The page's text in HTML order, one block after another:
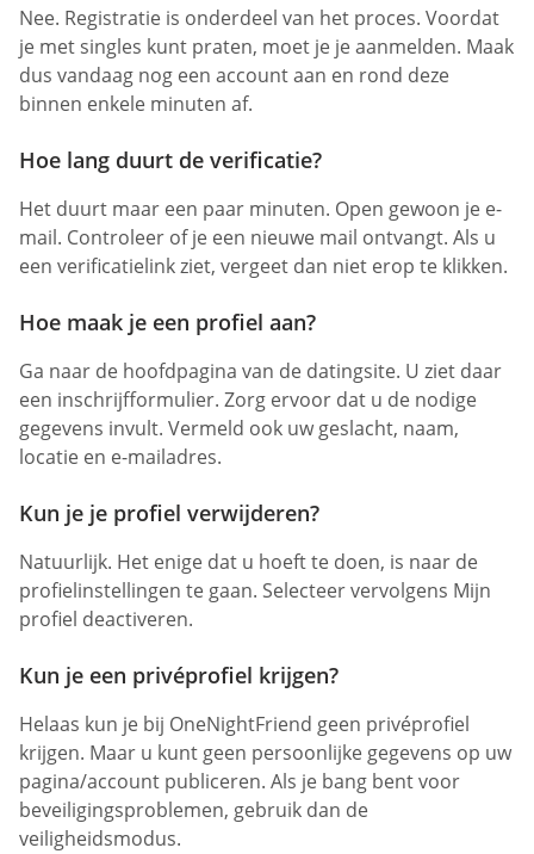
Nee. Registratie is onderdeel van het proces. Voordat
je met singles kunt praten, moet je je aanmelden. Maak
dus vandaag nog een account aan en rond deze
binnen enkele minuten af.
Hoe lang duurt de verificatie?
Het duurt maar een paar minuten. Open gewoon je e-
mail. Controleer of je een nieuwe mail ontvangt. Als u
een verificatielink ziet, vergeet dan niet erop te klikken.
Hoe maak je een profiel aan?
Ga naar de hoofdpagina van de datingsite. U ziet daar
een inschrijfformulier. Zorg ervoor dat u de nodige
gegevens invult. Vermeld ook uw geslacht, naam,
locatie en e-mailadres.
Kun je je profiel verwijderen?
Natuurlijk. Het enige dat u hoeft te doen, is naar de
profielinstellingen te gaan. Selecteer vervolgens Mijn
profiel deactiveren.
Kun je een privéprofiel krijgen?
Helaas kun je bij OneNightFriend geen privéprofiel
krijgen. Maar u kunt geen persoonlijke gegevens op uw
pagina/account publiceren. Als je bang bent voor
beveiligingsproblemen, gebruik dan de
veiligheidsmodus.